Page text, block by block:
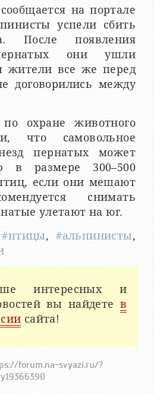
на портале
успели сбить
После появления
они ушли
жители все же перед
договорились между
охране животного
что самовольное
пернатых может
в размере 300–500
если они мешают
снимать
улетают на юг.
#птицы,#альпинисты,
интересных и
вы найдете в
сайта!
forum.na-svyazi.ru/?